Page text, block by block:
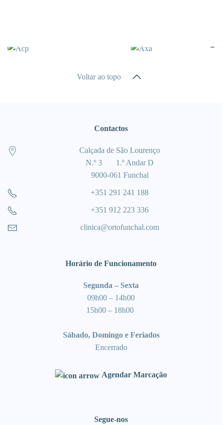
Voltar ao topo
Contactos
Calçada de São Lourenço
N.º 3 1.º Andar D
9000-061 Funchal
+351 291 241 188
+351 912 223 336
clinica@ortofunchal.com
Horário de Funcionamento
Segunda – Sexta
09h00 – 14h00
15h00 – 18h00
Sábado, Domingo e Feriados
Encerrado
Agendar Marcação
Segue-nos